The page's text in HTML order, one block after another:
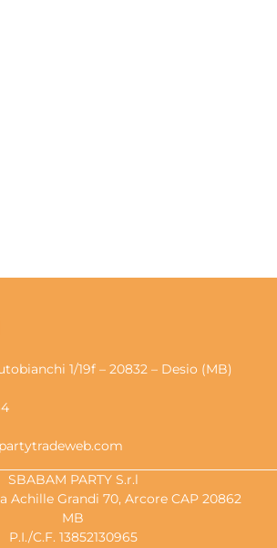
1/19f – 20832 – Desio (MB)
SBABAM PARTY S.r.l
Achille Grandi 70, Arcore CAP 20862
MB
P.I./C.F. 13852130965